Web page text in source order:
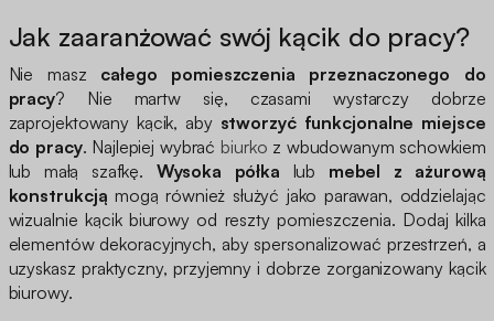
Jak zaaranżować swój kącik do pracy?
Nie masz całego pomieszczenia przeznaczonego do
pracy? Nie martw się, czasami wystarczy dobrze
zaprojektowany kącik, aby stworzyć funkcjonalne miejsce
do pracy. Najlepiej wybrać biurko z wbudowanym schowkiem
lub małą szafkę. Wysoka półka lub mebel z ażurową
konstrukcją mogą również służyć jako parawan, oddzielając
wizualnie kącik biurowy od reszty pomieszczenia. Dodaj kilka
elementów dekoracyjnych, aby spersonalizować przestrzeń, a
uzyskasz praktyczny, przyjemny i dobrze zorganizowany kącik
biurowy.